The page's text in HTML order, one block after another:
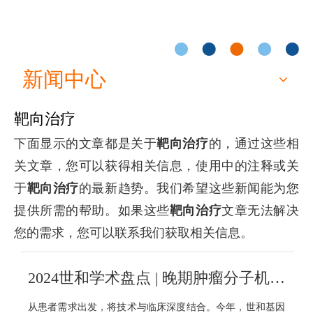
新闻中心
靶向治疗
下面显示的文章都是关于靶向治疗的，通过这些相
关文章，您可以获得相关信息，使用中的注释或关
于靶向治疗的最新趋势。我们希望这些新闻能为您
提供所需的帮助。如果这些靶向治疗文章无法解决
您的需求，您可以联系我们获取相关信息。
2024世和学术盘点 | 晚期肿瘤分子机制及生物标志物探索，精准再精准
从患者需求出发，将技术与临床深度结合。今年，世和基因